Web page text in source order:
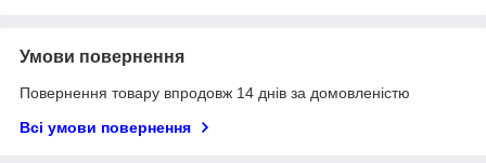
Умови повернення
Повернення товару впродовж 14 днів за домовленістю
Всі умови повернення